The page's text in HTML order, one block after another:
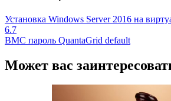
Установка Windows Server 2016 на
6.7
BMC пароль QuantaGrid default
Может вас